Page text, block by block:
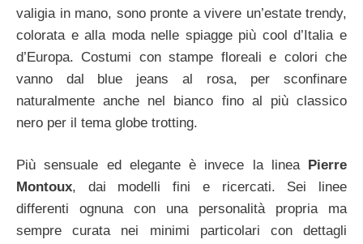
valigia in mano, sono pronte a vivere un’estate trendy,
colorata e alla moda nelle spiagge più cool d’Italia e
d’Europa. Costumi con stampe floreali e colori che
vanno dal blue jeans al rosa, per sconfinare
naturalmente anche nel bianco fino al più classico
nero per il tema globe trotting.
Più sensuale ed elegante è invece la linea
Pierre
Montoux, dai modelli fini e ricercati. Sei linee
differenti ognuna con una personalità propria ma
sempre curata nei minimi particolari con dettagli